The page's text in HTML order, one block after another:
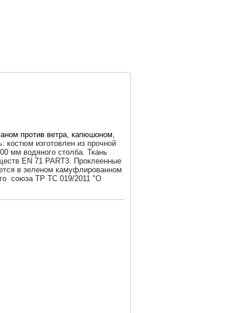
против ветра, капюшоном,
костюм изготовлен из прочной
мм водяного столба. Ткань
EN 71 PART3. Проклеенные
в зеленом камуфлированном
союза ТР ТС 019/2011 "О